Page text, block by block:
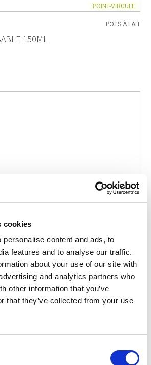
cookies
personalise content and ads, to
features and to analyse our traffic.
about your use of our site with
and analytics partners who
other information that you’ve
that they’ve collected from your use
POINT-VIRGULE
POTS À LAIT
150ML
PRICE & KENSINGTON